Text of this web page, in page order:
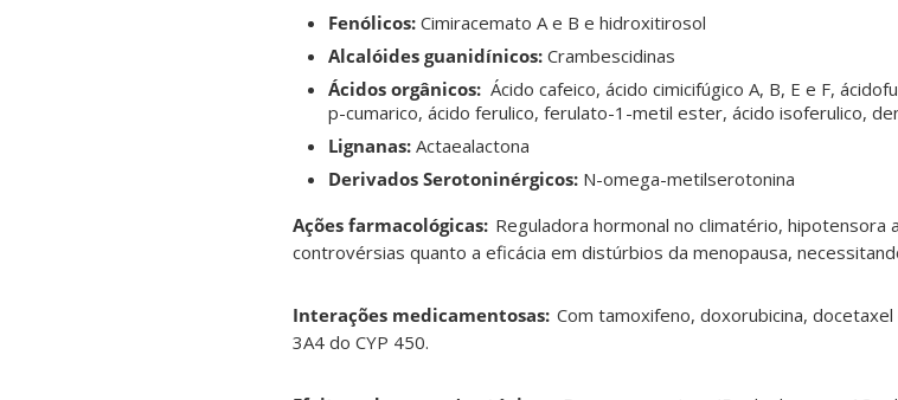
Fenólicos: Cimiracemato A e B e hidroxitirosol
Alcalóides guanidínicos: Crambescidinas
Ácidos orgânicos: Ácido cafeico, ácido cimicifúgico A, B, E e F,
p-cumarico, ácido ferulico, ferulato-1-metil ester, ácido isoferulico,
Lignanas: Actaealactona
Derivados Serotoninérgicos: N-omega-metilserotonina
Ações farmacológicas: Reguladora hormonal no climatério,
controvérsias quanto a eficácia em distúrbios da menopausa,
Interações medicamentosas: Com tamoxifeno, doxorubicina,
3A4 do CYP 450.